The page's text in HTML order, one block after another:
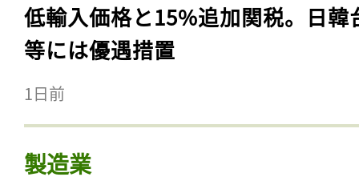
低輸入価格と15%追加関税。日韓
等には優遇措置
1日前
製造業